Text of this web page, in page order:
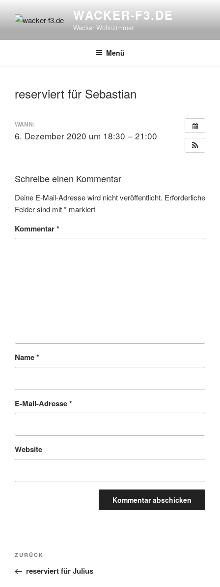
Inhalt
WACKER-F3.DE
Wacker Wohnzimmer
Menü
reserviert für Sebastian
WANN:
6. Dezember 2020 um 18:30 – 21:00
Schreibe einen Kommentar
Deine E-Mail-Adresse wird nicht veröffentlicht. Erforderliche
Felder sind mit* markiert
Kommentar*
Name*
E-Mail-Adresse*
Website
Beitragsnavigation
Vorheriger
Beitrag
ZURÜCK
reserviert für Julius